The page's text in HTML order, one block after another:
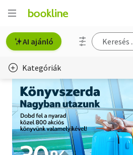
AI ajánló
Kategóriák
Életmód, egészség
Erotika
Gyermek- és ifjúsági